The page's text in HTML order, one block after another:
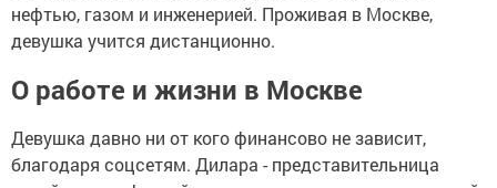
нефтью, газом и инженерией. Проживая в Москве,
девушка учится дистанционно.
О работе и жизни в Москве
Девушка давно ни от кого финансово не зависит,
благодаря соцсетям. Дилара - представительница